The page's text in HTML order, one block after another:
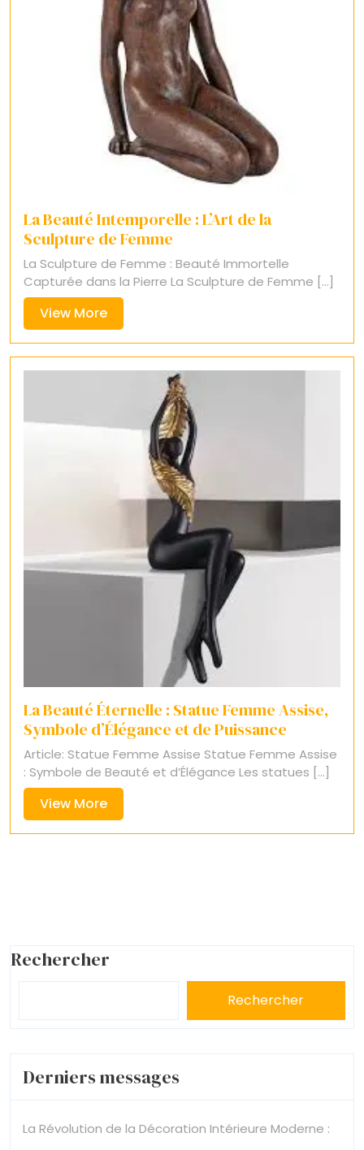
La Beauté Intemporelle : L’Art de la
Sculpture de Femme
La Sculpture de Femme : Beauté Immortelle
Capturée dans la Pierre La Sculpture de Femme [...]
View MoreView
More
La Beauté Éternelle : Statue Femme Assise,
Symbole d’Élégance et de Puissance
Article: Statue Femme Assise Statue Femme Assise
: Symbole de Beauté et d’Élégance Les statues [...]
View MoreView
More
Rechercher
Rechercher
Derniers messages
La Révolution de la Décoration Intérieure Moderne :